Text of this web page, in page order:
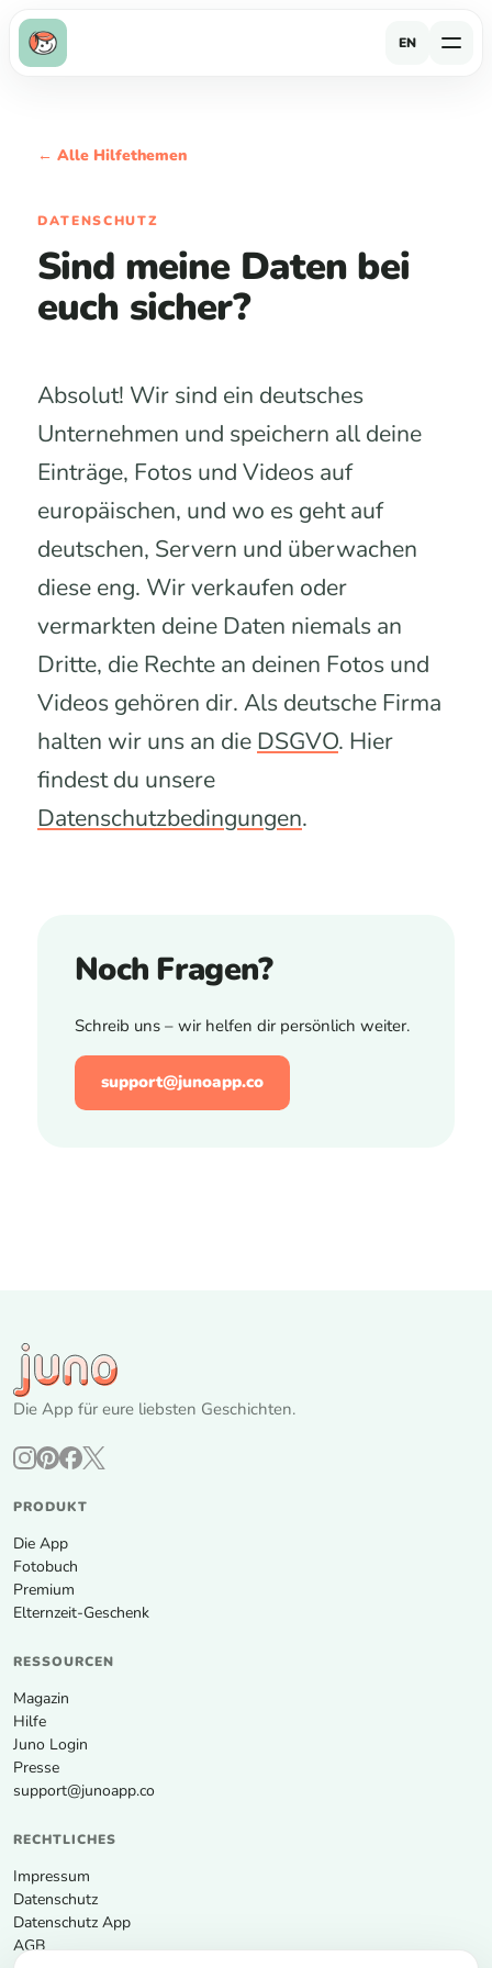
EN
← Alle Hilfethemen
DATENSCHUTZ
Sind meine Daten bei
euch sicher?
Absolut! Wir sind ein deutsches
Unternehmen und speichern all deine
Einträge, Fotos und Videos auf
europäischen, und wo es geht auf
deutschen, Servern und überwachen
diese eng. Wir verkaufen oder
vermarkten deine Daten niemals an
Dritte, die Rechte an deinen Fotos und
Videos gehören dir. Als deutsche Firma
halten wir uns an die DSGVO. Hier
findest du unsere
Datenschutzbedingungen.
Noch Fragen?
Schreib uns – wir helfen dir persönlich weiter.
support@junoapp.co
Die App für eure liebsten Geschichten.
PRODUKT
Die App
Fotobuch
Premium
Elternzeit-Geschenk
RESSOURCEN
Magazin
Hilfe
Juno Login
Presse
support@junoapp.co
RECHTLICHES
Impressum
Datenschutz
Datenschutz App
AGB